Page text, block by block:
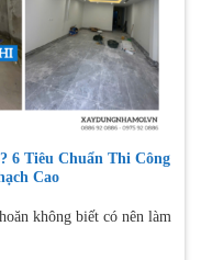
6 Tiêu Chuẩn Thi Công
Cao
không biết có nên làm